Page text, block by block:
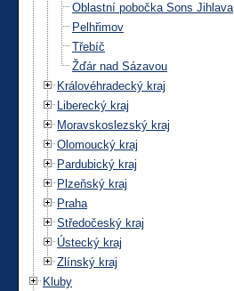
Oblastní pobočka Sons Jihlava
Pelhřimov
Třebíč
Žďár nad Sázavou
Královéhradecký kraj
Liberecký kraj
Moravskoslezský kraj
Olomoucký kraj
Pardubický kraj
Plzeňský kraj
Praha
Středočeský kraj
Ústecký kraj
Zlínský kraj
Kluby